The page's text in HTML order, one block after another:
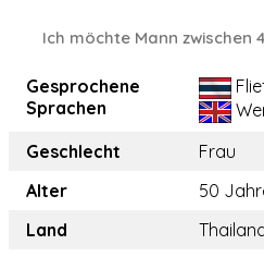
Ich möchte Mann zwischen
Gesprochene
Sprachen
Geschlecht
Frau
Alter
50
Land